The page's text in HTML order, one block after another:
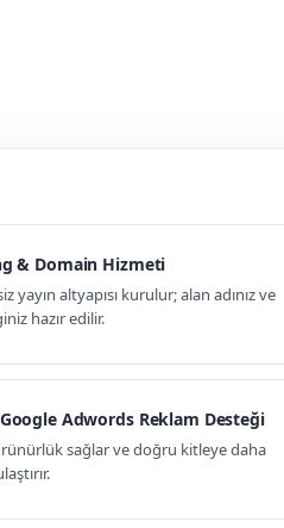
& Domain Hizmeti
yayın altyapısı kurulur; alan adınız ve
hazır edilir.
Adwords Reklam Desteği
sağlar ve doğru kitleye daha